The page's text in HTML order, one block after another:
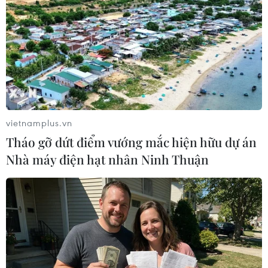
TIN LIÊN QUAN
vietnamplus.vn
Tháo gỡ dứt điểm vướng mắc hiện hữu dự án
Nhà máy điện hạt nhân Ninh Thuận